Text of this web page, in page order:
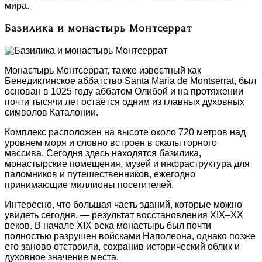
мира.
Базилика и монастырь Монтсеррат
Монастырь Монтсеррат, также известный как
Бенедиктинское аббатство Santa Maria de Montserrat, был
основан в 1025 году аббатом Олибой и на протяжении
почти тысячи лет остаётся одним из главных духовных
символов Каталонии.
Комплекс расположен на высоте около 720 метров над
уровнем моря и словно встроен в скалы горного
массива. Сегодня здесь находятся базилика,
монастырские помещения, музей и инфраструктура для
паломников и путешественников, ежегодно
принимающие миллионы посетителей.
Интересно, что большая часть зданий, которые можно
увидеть сегодня, — результат восстановления XIX–XX
веков. В начале XIX века монастырь был почти
полностью разрушен войсками Наполеона, однако позже
его заново отстроили, сохранив исторический облик и
духовное значение места.